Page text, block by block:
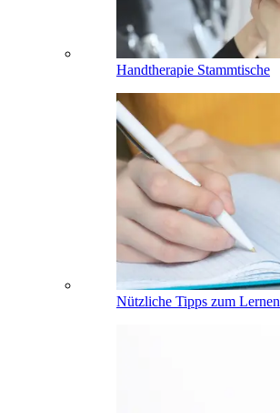
Handtherapie Stammtische
Nützliche Tipps zum Lernen